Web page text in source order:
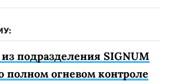
подразделения SIGNUM
полном огневом контроле